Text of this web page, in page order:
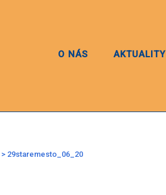
O NÁS
AKTUALITY
> 29staremesto_06_20